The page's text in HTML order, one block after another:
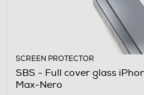
SCREEN PROTECTOR
SBS - Full cover glass
Max-Nero